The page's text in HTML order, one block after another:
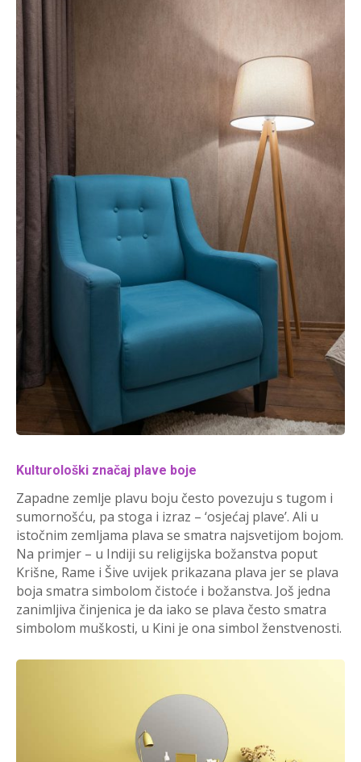
Kulturološki značaj plave boje
Zapadne zemlje plavu boju često povezuju s tugom i
sumornošću, pa stoga i izraz – ‘osjećaj plave’. Ali u
istočnim zemljama plava se smatra najsvetijom bojom.
Na primjer – u Indiji su religijska božanstva poput
Krišne, Rame i Šive uvijek prikazana plava jer se plava
boja smatra simbolom čistoće i božanstva. Još jedna
zanimljiva činjenica je da iako se plava često smatra
simbolom muškosti, u Kini je ona simbol ženstvenosti.